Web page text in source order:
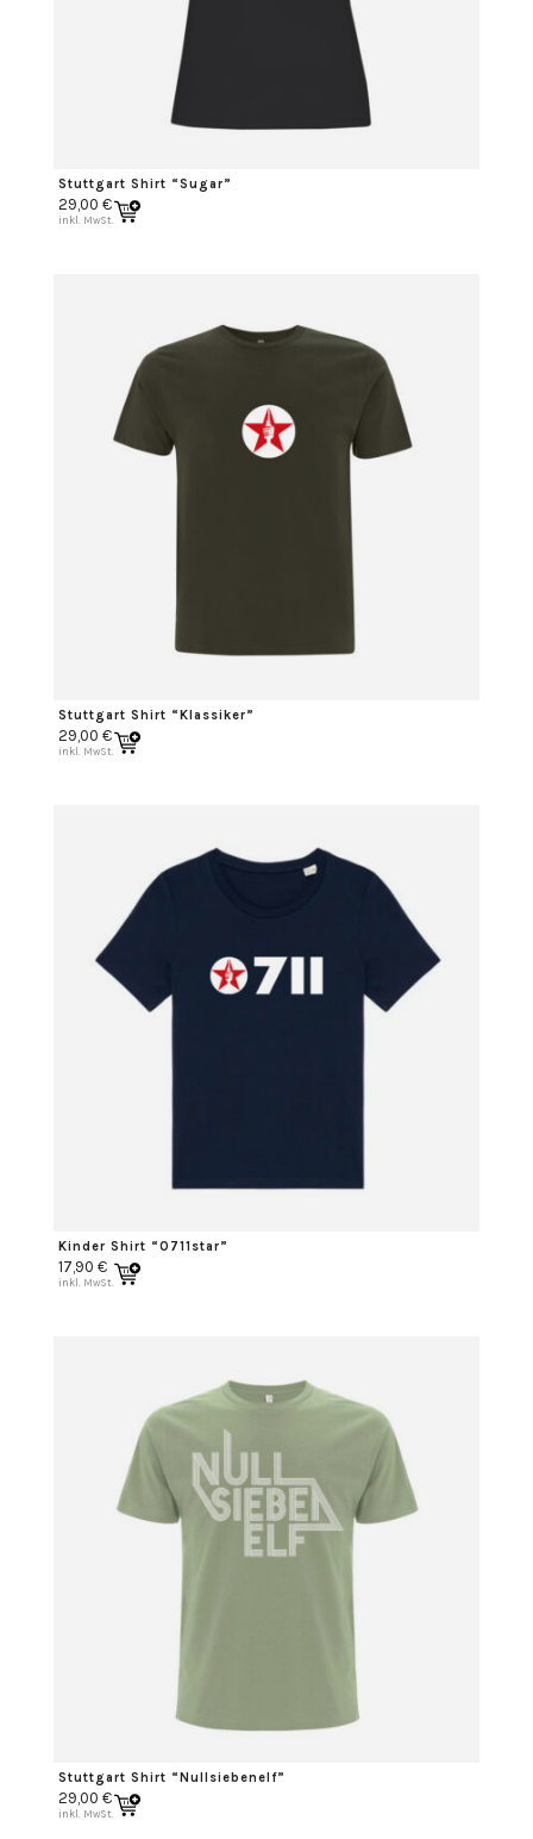
Stuttgart Shirt “Sugar”
29,00 €
inkl. MwSt.
Stuttgart Shirt “Klassiker”
29,00 €
inkl. MwSt.
Kinder Shirt “0711star”
17,90 €
inkl. MwSt.
Stuttgart Shirt “Nullsiebenelf”
29,00 €
inkl. MwSt.